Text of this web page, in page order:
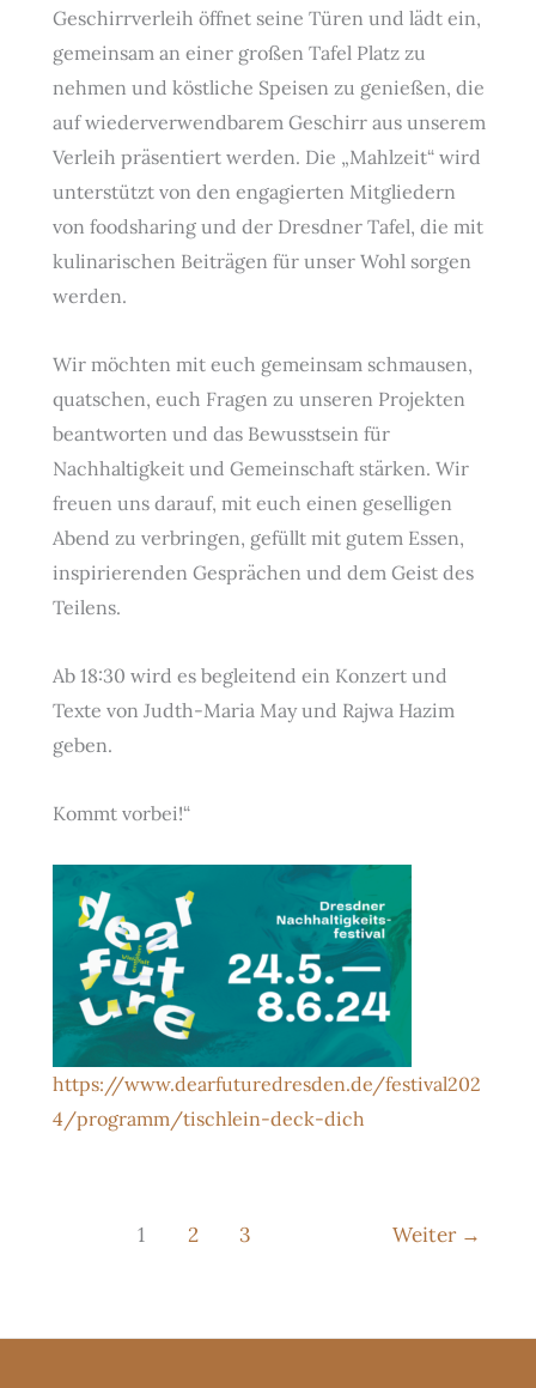
Geschirrverleih öffnet seine Türen und lädt ein,
gemeinsam an einer großen Tafel Platz zu
nehmen und köstliche Speisen zu genießen, die
auf wiederverwendbarem Geschirr aus unserem
Verleih präsentiert werden. Die „Mahlzeit“ wird
unterstützt von den engagierten Mitgliedern
von foodsharing und der Dresdner Tafel, die mit
kulinarischen Beiträgen für unser Wohl sorgen
werden.
Wir möchten mit euch gemeinsam schmausen,
quatschen, euch Fragen zu unseren Projekten
beantworten und das Bewusstsein für
Nachhaltigkeit und Gemeinschaft stärken. Wir
freuen uns darauf, mit euch einen geselligen
Abend zu verbringen, gefüllt mit gutem Essen,
inspirierenden Gesprächen und dem Geist des
Teilens.
Ab 18:30 wird es begleitend ein Konzert und
Texte von Judth-Maria May und Rajwa Hazim
geben.
Kommt vorbei!“
https://www.dearfuturedresden.de/festival202
4/programm/tischlein-deck-dich
1 2 3 Weiter →